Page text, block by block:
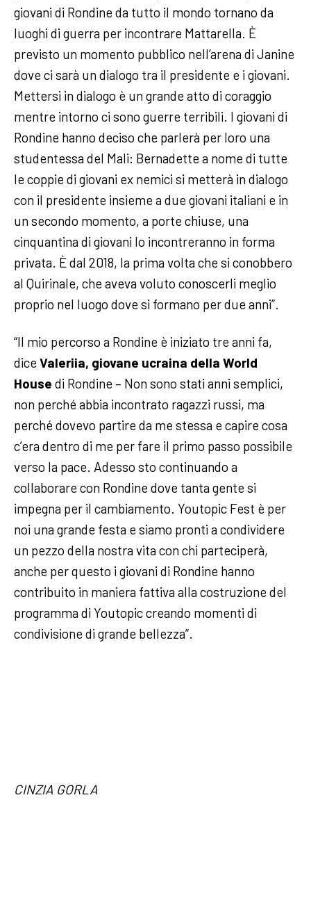
giovani di Rondine da tutto il mondo tornano da
luoghi di guerra per incontrare Mattarella. È
previsto un momento pubblico nell’arena di Janine
dove ci sarà un dialogo tra il presidente e i giovani.
Mettersi in dialogo è un grande atto di coraggio
mentre intorno ci sono guerre terribili. I giovani di
Rondine hanno deciso che parlerà per loro una
studentessa del Mali: Bernadette a nome di tutte
le coppie di giovani ex nemici si metterà in dialogo
con il presidente insieme a due giovani italiani e in
un secondo momento, a porte chiuse, una
cinquantina di giovani lo incontreranno in forma
privata. È dal 2018, la prima volta che si conobbero
al Quirinale, che aveva voluto conoscerli meglio
proprio nel luogo dove si formano per due anni”.
“Il mio percorso a Rondine è iniziato tre anni fa,
dice Valeriia, giovane ucraina della World
House di Rondine – Non sono stati anni semplici,
non perché abbia incontrato ragazzi russi, ma
perché dovevo partire da me stessa e capire cosa
c’era dentro di me per fare il primo passo possibile
verso la pace. Adesso sto continuando a
collaborare con Rondine dove tanta gente si
impegna per il cambiamento. Youtopic Fest è per
noi una grande festa e siamo pronti a condividere
un pezzo della nostra vita con chi parteciperà,
anche per questo i giovani di Rondine hanno
contribuito in maniera fattiva alla costruzione del
programma di Youtopic creando momenti di
condivisione di grande bellezza”.
CINZIA GORLA